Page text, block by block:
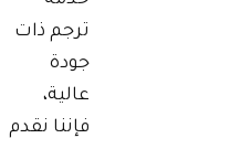
ترجم ذات
جودة
عالية،
فإننا نقدم